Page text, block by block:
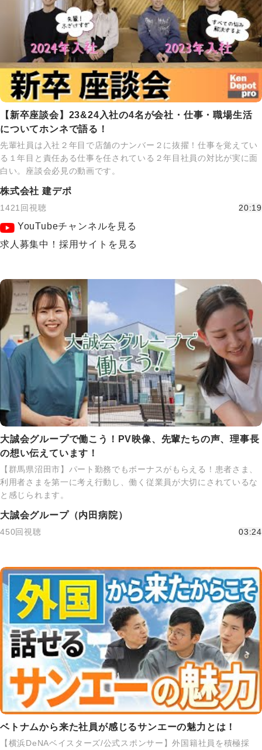
【新卒座談会】23&24入社の4名が会社・仕事・職場生活
についてホンネで語る！
先輩社員は入社２年目で店舗のナンバー２に抜擢！仕事を覚えてい
る１年目と責任ある仕事を任されている２年目社員の対比が実に面
白い。座談会必見の動画です。
株式会社 建デポ
1421回視聴 20:19
YouTubeチャンネルを見る
求人募集中！採用サイトを見る
大誠会グループで働こう！PV映像、先輩たちの声、理事長
の想い伝えています！
【群馬県沼田市】パート勤務でもボーナスがもらえる！患者さま、
利用者さまを第一に考え行動し、働く従業員が大切にされているな
と感じられます。
大誠会グループ（内田病院）
450回視聴 03:24
ベトナムから来た社員が感じるサンエーの魅力とは！
【横浜DeNAベイスターズ/公式スポンサー】外国籍社員を積極採